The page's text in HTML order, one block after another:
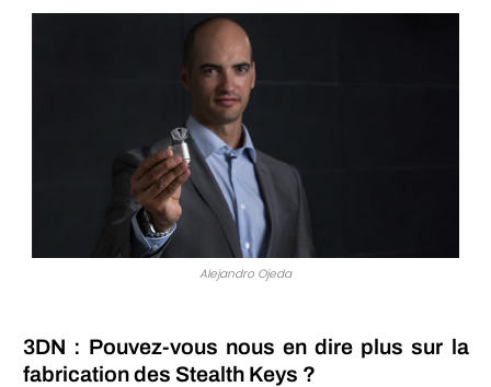
Alejandro Ojeda
3DN : Pouvez-vous nous en dire plus sur la
fabrication des Stealth Keys ?